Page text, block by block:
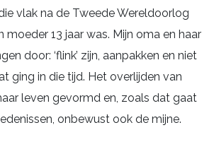
vlak na de Tweede Wereldoorlog
moeder 13 jaar was. Mijn oma en haar
door: ‘flink’ zijn, aanpakken en niet
ging in die tijd. Het overlijden van
leven gevormd en, zoals dat gaat
onbewust ook de mijne.